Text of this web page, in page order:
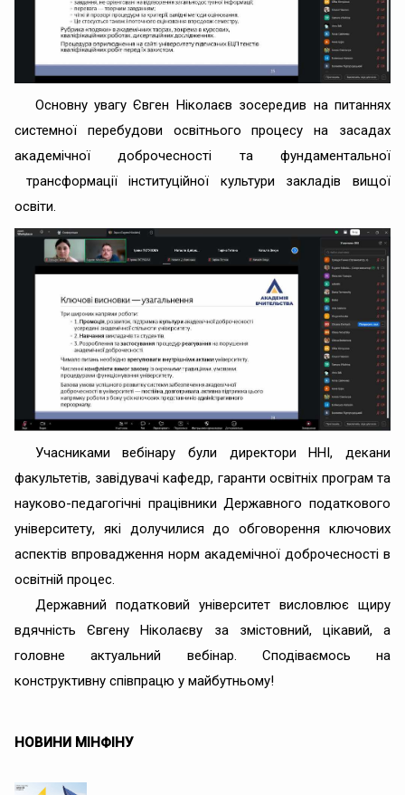
Основну увагу Євген Ніколаєв зосередив на питаннях
системної перебудови освітнього процесу на засадах
академічної доброчесності та фундаментальної
трансформації інституційної культури закладів вищої
освіти.
Учасниками вебінару були директори ННІ, декани
факультетів, завідувачі кафедр, гаранти освітніх програм та
науково-педагогічні працівники Державного податкового
університету, які долучилися до обговорення ключових
аспектів впровадження норм академічної доброчесності в
освітній процес.
Державний податковий університет висловлює щиру
вдячність Євгену Ніколаєву за змістовний, цікавий, а
головне актуальний вебінар. Сподіваємось на
конструктивну співпрацю у майбутньому!
НОВИНИ МІНФІНУ